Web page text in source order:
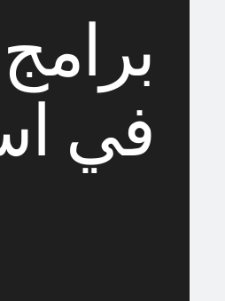
في